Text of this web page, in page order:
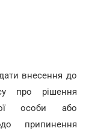
внесення до
про рішення
особи або
припинення